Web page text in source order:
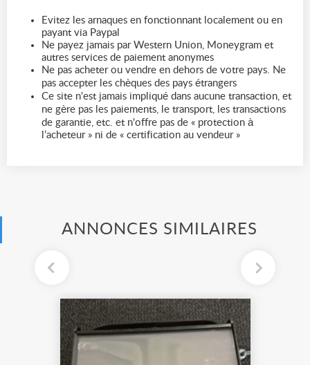
Evitez les arnaques en fonctionnant localement ou en
payant via Paypal
Ne payez jamais par Western Union, Moneygram et
autres services de paiement anonymes
Ne pas acheter ou vendre en dehors de votre pays. Ne
pas accepter les chèques des pays étrangers
Ce site n'est jamais impliqué dans aucune transaction, et
ne gère pas les paiements, le transport, les transactions
de garantie, etc. et n'offre pas de « protection à
l’acheteur » ni de « certification au vendeur »
ANNONCES SIMILAIRES